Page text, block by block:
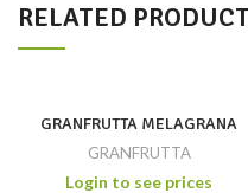
RELATED
GRANFRUTTA MELAGRANA
GRANFRUTTA
Login to see prices